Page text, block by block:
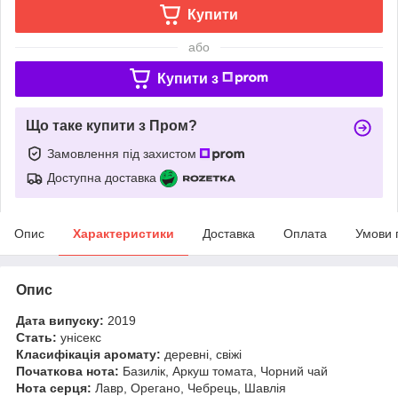
Купити
або
Купити з
Що таке купити з Пром?
Замовлення під захистом
Доступна доставка
Опис Характеристики Доставка Оплата Умови
Опис
Дата випуску: 2019
Стать: унісекс
Класифікація аромату: деревні, свіжі
Початкова нота: Базилік, Аркуш томата, Чорний чай
Нота серця: Лавр, Орегано, Чебрець, Шавлія